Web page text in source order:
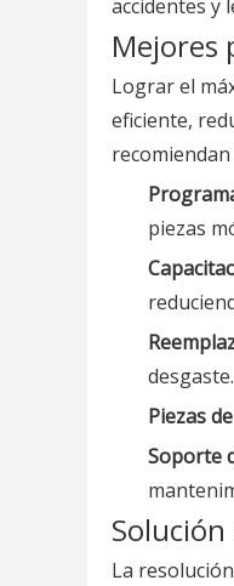
accidentes y
Mejores
Lograr el
eficiente,
piezas
desgaste.
Piezas
Soporte
La